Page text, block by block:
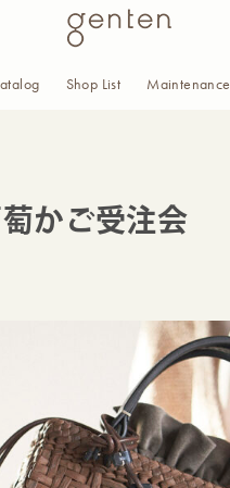
Shop List Maintenance
かご受注会